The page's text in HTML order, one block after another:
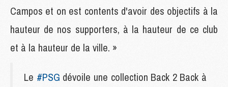
Campos et on est contents d'avoir des objectifs à la
hauteur de nos supporters, à la hauteur de ce club
et à la hauteur de la ville. »
Le #PSG dévoile une collection Back 2 Back à